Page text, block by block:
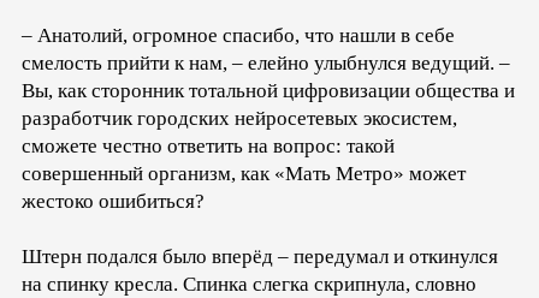
– Анатолий, огромное спасибо, что нашли в себе
смелость прийти к нам, – елейно улыбнулся ведущий. –
Вы, как сторонник тотальной цифровизации общества и
разработчик городских нейросетевых экосистем,
сможете честно ответить на вопрос: такой
совершенный организм, как «Мать Метро» может
жестоко ошибиться?
Штерн подался было вперёд – передумал и откинулся
на спинку кресла. Спинка слегка скрипнула, словно